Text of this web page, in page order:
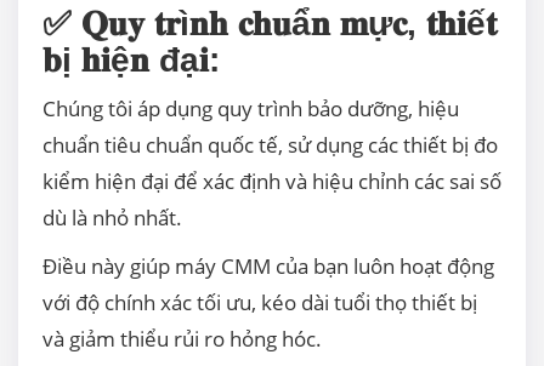
✅ 𝐐𝐮𝐲 𝐭𝐫ì𝐧𝐡 𝐜𝐡𝐮ẩ𝐧 𝐦ự𝐜, 𝐭𝐡𝐢ế𝐭
𝐛ị 𝐡𝐢ệ𝐧 đạ𝐢:
Chúng tôi áp dụng quy trình bảo dưỡng, hiệu
chuẩn tiêu chuẩn quốc tế, sử dụng các thiết bị đo
kiểm hiện đại để xác định và hiệu chỉnh các sai số
dù là nhỏ nhất.
Điều này giúp máy CMM của bạn luôn hoạt động
với độ chính xác tối ưu, kéo dài tuổi thọ thiết bị
và giảm thiểu rủi ro hỏng hóc.